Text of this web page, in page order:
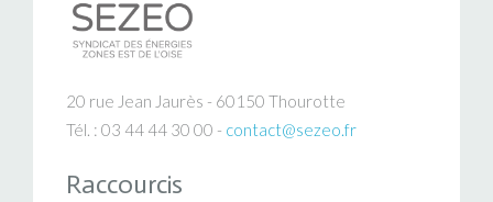
20 rue Jean Jaurès - 60150 Thourotte
Tél. : 03 44 44 30 00 - contact@sezeo.fr
Raccourcis